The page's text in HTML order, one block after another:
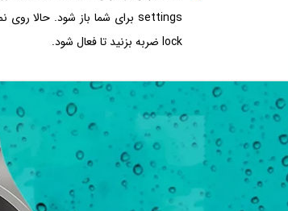
lock ضربه بزنید تا فعال شود.